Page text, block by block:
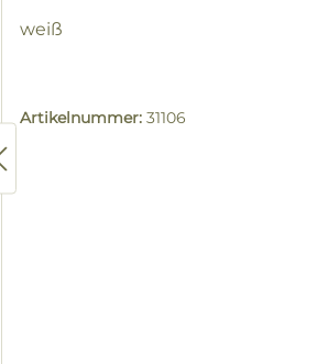
weiß
Artikelnummer: 31106